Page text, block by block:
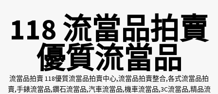
118 流當品拍賣
優質流當品
流當品拍賣 118優質流當品拍賣中心,流當品拍賣整合,各式流當品拍
賣,手錶流當品,鑽石流當品,汽車流當品,機車流當品,3C流當品,精品流